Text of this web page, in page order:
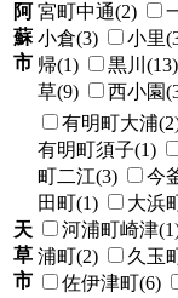
阿
蘇
市
宮町中通(2)
小倉(3)
小里
帰(1)
黒川(13)
草(9)
西小園
天
草
市
有明町大浦
有明町須子(1)
町二江(3)
今
田町(1)
大浜
河浦町崎津
浦町(2)
久玉
佐伊津町(6)